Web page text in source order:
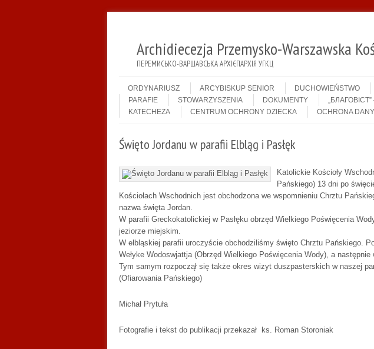
Archidiecezja Przemysko-Warszawska
ПЕРЕМИСЬКО-ВАРШАВСЬКА АРХІЄПАРХІЯ УГКЦ
Menu
ORDYNARIUSZ
ARCYBISKUP SENIOR DUCHOWIEŃSTWO
PARAFIE
STOWARZYSZENIA DOKUMENTY „БЛАГОВІСТ”
KATECHEZA
CENTRUM OCHRONY DZIECKA OCHRONA
Święto Jordanu w parafii Elbląg i Pasłęk
Katolickie Kościoły
Pańskiego) 13 dni po
Kościołach Wschodnich jest obchodzona we wspomnieniu Chrztu
nazwa święta Jordan.
W parafii Greckokatolickiej w Pasłęku obrzęd Wielkiego Poświęcenia
jeziorze miejskim.
W elbląskiej parafii uroczyście obchodziliśmy święto Chrztu Pańskiego.
Wełyke Wodoswjattja (Obrzęd Wielkiego Poświęcenia Wody), a
Tym samym rozpoczął się także okres wizyt duszpasterskich w naszej
(Ofiarowania Pańskiego)
Michał Prytuła
Fotografie i tekst do publikacji przekazał ks. Roman Storoniak